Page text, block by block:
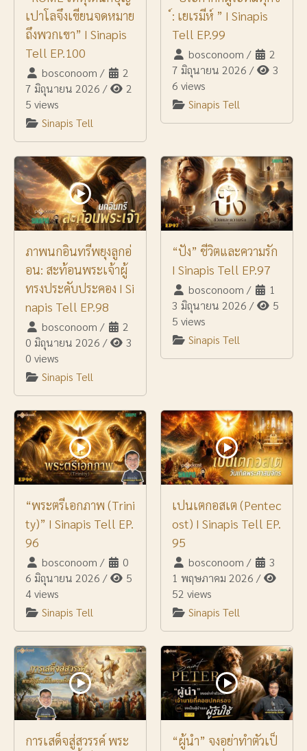
เปาโลจึงเขียนจดหมาย
ถึงพวกเขา” I Sinapis
Tell EP.100
bosconoom /
2
7 มิถุนายน 2026 /
2
5 views
Sinapis Tell
์: เยเรมีห์ ” I Sinapis
Tell EP.99
bosconoom /
2
7 มิถุนายน 2026 /
3
6 views
Sinapis Tell
ภาพนกอินทรีพยุงลูกอ่
อน: สะท้อนพระเจ้าผู้
ทรงประคับประคอง I Si
napis Tell EP.98
bosconoom /
2
0 มิถุนายน 2026 /
3
0 views
Sinapis Tell
“ปัง” ชีวิตและความรัก
I Sinapis Tell EP.97
bosconoom /
1
3 มิถุนายน 2026 /
5
5 views
Sinapis Tell
“พระตรีเอกภาพ (Trini
ty)” I Sinapis Tell EP.
96
bosconoom /
0
6 มิถุนายน 2026 /
5
4 views
Sinapis Tell
เปนเตกอสเต (Pentec
ost) I Sinapis Tell EP.
95
bosconoom /
3
1 พฤษภาคม 2026 /
52 views
Sinapis Tell
การเสด็จสู่สวรรค์ พระ “ผู้นำ” จงอย่าทำตัวเป็